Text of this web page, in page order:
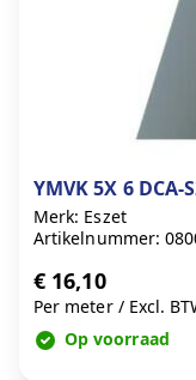
YMVK 5X 6 DCA-
Merk: Eszet
Artikelnummer:
€ 16,10
Per meter/ Excl.
Op voorraad